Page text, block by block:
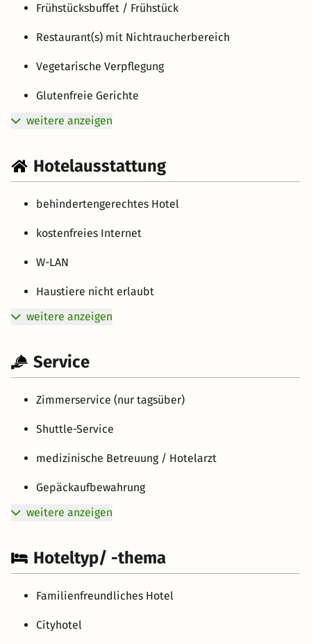
Frühstücksbuffet / Frühstück
Restaurant(s) mit Nichtraucherbereich
Vegetarische Verpflegung
Glutenfreie Gerichte
weitere anzeigen
Hotelausstattung
behindertengerechtes Hotel
kostenfreies Internet
W-LAN
Haustiere nicht erlaubt
weitere anzeigen
Service
Zimmerservice (nur tagsüber)
Shuttle-Service
medizinische Betreuung / Hotelarzt
Gepäckaufbewahrung
weitere anzeigen
Hoteltyp/ -thema
Familienfreundliches Hotel
Cityhotel